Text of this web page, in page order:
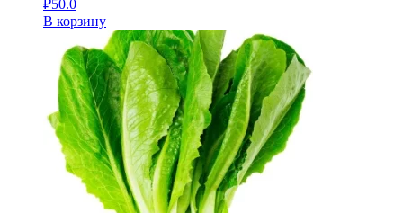
₽50.0
В корзину